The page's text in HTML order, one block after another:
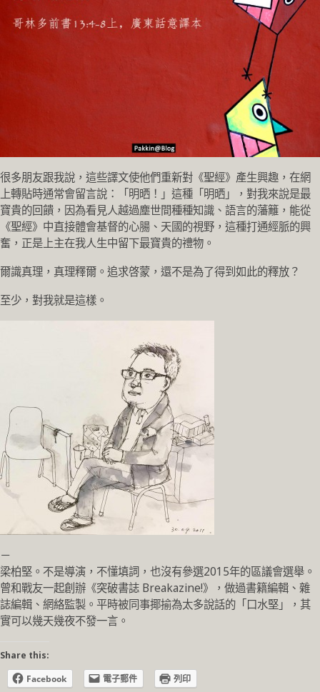
很多朋友跟我說，這些譯文使他們重新對《聖經》產生興趣，在網
上轉貼時通常會留言說：「明晒！」這種「明晒」，對我來說是最
寶貴的回饋，因為看見人越過塵世間種種知識、語言的藩籬，能從
《聖經》中直接體會基督的心腸、天國的視野，這種打通經脈的興
奮，正是上主在我人生中留下最寶貴的禮物。
爾識真理，真理釋爾。追求啓蒙，還不是為了得到如此的釋放？
至少，對我就是這樣。
－
梁柏堅。不是導演，不懂填詞，也沒有參選2015年的區議會選舉。
曾和戰友一起創辦《突破書誌 Breakazine!》，做過書籍編輯、雜
誌編輯、網絡監製。平時被同事揶揄為太多說話的「口水堅」，其
實可以幾天幾夜不發一言。
Share this:
Facebook
電子郵件 列印